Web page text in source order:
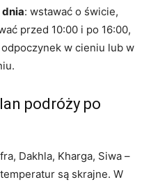
: wstawać o świcie,
przed 10:00 i po 16:00,
w cieniu lub w
podróży po
Dakhla, Kharga, Siwa –
są skrajne. W